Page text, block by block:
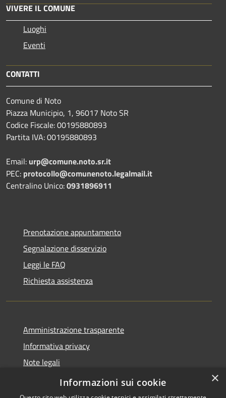
VIVERE IL COMUNE
Luoghi
Eventi
CONTATTI
Comune di Noto
Piazza Municipio, 1, 96017 Noto SR
Codice Fiscale: 00195880893
Partita IVA: 00195880893
Email: urp@comune.noto.sr.it
PEC: protocollo@comunenoto.legalmail.it
Centralino Unico:0931896911
Prenotazione appuntamento
Segnalazione disservizio
Leggi le FAQ
Richiesta assistenza
Amministrazione trasparente
Informativa privacy
Note legali
Dichiarazione di accessibilità
×
Informazioni sui cookie